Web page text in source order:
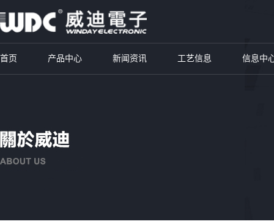
首页 产品中心 新闻资讯 工艺信息 信息中